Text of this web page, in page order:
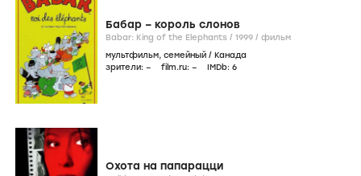
Бабар – король слонов
Babar: King of the Elephants / 1999 / фильм
мультфильм, семейный / Канада
зрители: – film.ru: – IMDb: 6
Охота на папарацци